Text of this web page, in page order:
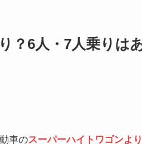
？6人・7人乗りは
車のスーパーハイトワゴンよ